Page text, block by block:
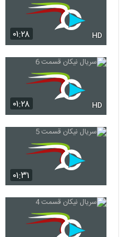
۰۱:۲۸ HD
۰۱:۲۸ HD
۰۱:۳۱